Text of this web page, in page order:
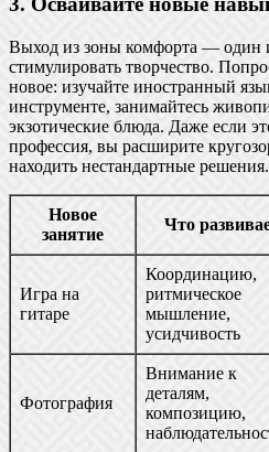
Выход из зоны комфорта — один
стимулировать творчество.
новое: изучайте иностранный
инструменте, занимайтесь
экзотические блюда. Даже если
профессия, вы расширите
находить нестандартные решения.
Новое
занятие
Что
Игра на
гитаре
Координацию,
ритмическое
мышление,
усидчивость
Фотография
Внимание к
деталям,
композицию,